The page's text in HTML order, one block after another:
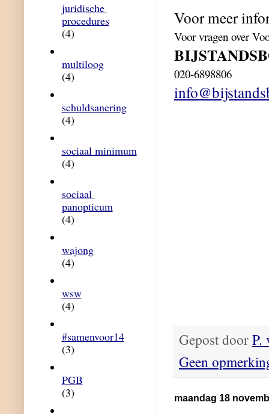
Voor meer
Voor vragen over
020-6898806
Gepost doorP.
Geen
maandag 18
juridische
procedures
(4)
multiloog
(4)
schuldsanering
(4)
sociaal minimum
(4)
sociaal
panopticum
(4)
wajong
(4)
wsw
(4)
#samenvoor14
(3)
PGB
(3)